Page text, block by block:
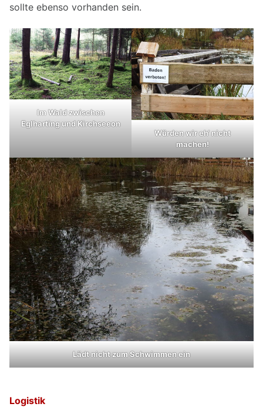
sollte ebenso vorhanden sein.
Im Wald zwischen
Eglharting und Kirchseeon
Würden wir eh‘ nicht
machen!
Lädt nicht zum Schwimmen ein
Logistik